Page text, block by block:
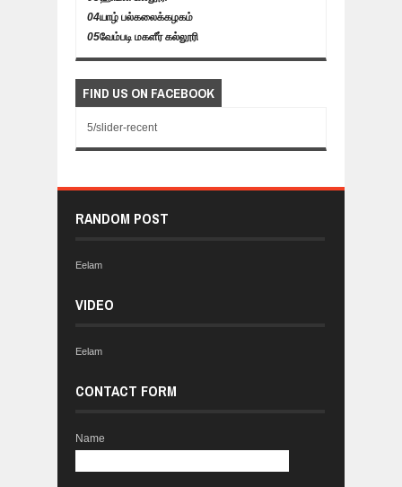
04யாழ் பல்கலைக்கழகம்
05வேம்படி மகளீர் கல்லூரி
FIND US ON FACEBOOK
5/slider-recent
RANDOM POST
Eelam
VIDEO
Eelam
CONTACT FORM
Name